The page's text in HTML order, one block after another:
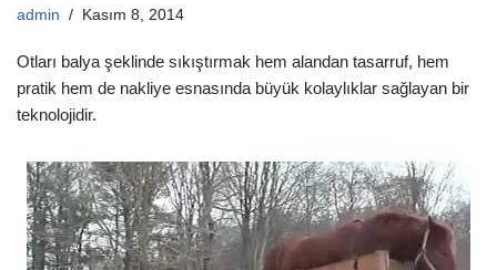
admin Kasım 8, 2014
Otları balya şeklinde sıkıştırmak hem alandan tasarruf, hem
pratik hem de nakliye esnasında büyük kolaylıklar sağlayan bir
teknolojidir.